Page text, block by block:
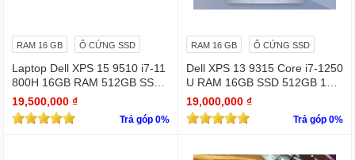
RAM 16 GB Ổ CỨNG SSD
Laptop Dell XPS 15 9510 i7-11
800H 16GB RAM 512GB SSD
RTX 3050 15.6 inches 4K Touc
hscreen
19,500,000 ₫
Trả góp 0%
RAM 16 GB Ổ CỨNG SSD
Dell XPS 13 9315 Core i7-1250
U RAM 16GB SSD 512GB 13.
4" 4K Touchscreen
19,000,000 ₫
Trả góp 0%